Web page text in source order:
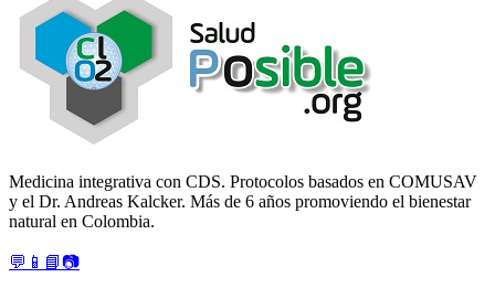
Medicina integrativa con CDS. Protocolos basados en COMUSAV
y el Dr. Andreas Kalcker. Más de 6 años promoviendo el bienestar
natural en Colombia.
💬 📱 📘📷